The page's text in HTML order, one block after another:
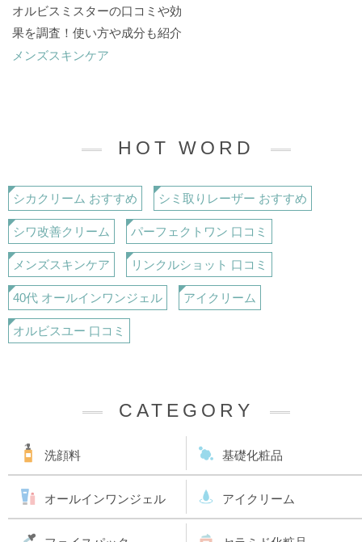
オルビスミスターの口コミや効
果を調査！使い方や成分も紹介
メンズスキンケア
HOT WORD
シカクリーム おすすめ シミ取りレーザー おすすめ
シワ改善クリーム パーフェクトワン 口コミ
メンズスキンケア リンクルショット 口コミ
40代 オールインワンジェル アイクリーム
オルビスユー 口コミ
CATEGORY
洗顔料 基礎化粧品
オールインワンジェル アイクリーム